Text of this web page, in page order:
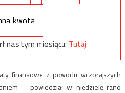
kwota
nas tym miesiącu: Tutaj
finansowe z powodu wczorajszych
– powiedział w niedzielę rano